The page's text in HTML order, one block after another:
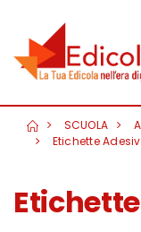
SCUOLA
Etichette